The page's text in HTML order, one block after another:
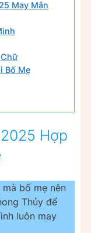
May Mắn
Bố Mẹ
Hợp
bố mẹ nên
Thủy để
luôn may